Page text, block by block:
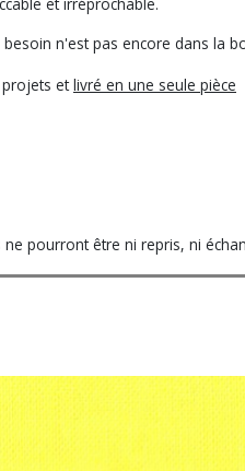
n'est pas encore dans la
etlivré en une seule pièce
pourront être ni repris, ni